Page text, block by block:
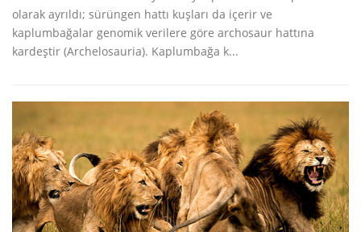
olarak ayrıldı; sürüngen hattı kuşları da içerir ve
kaplumbağalar genomik verilere göre archosaur hattına
kardeştir (Archelosauria). Kaplumbağa k...